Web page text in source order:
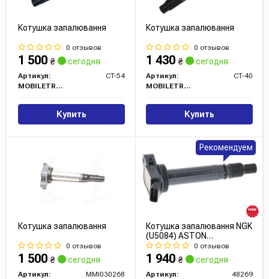
Котушка запалювання
0 отзывов
1 500 ₴ сегодня
Артикул:
CT-54
MOBILETRON
Купить
Котушка запалювання
0 отзывов
1 430 ₴ сегодня
Артикул:
CT-40
MOBILETRON
Купить
Котушка запалювання
0 отзывов
1 500 ₴ сегодня
Артикул:
MMI030268
Котушка запалювання NGK
(U5084) ASTON
MARTIN/TOYOTA
Cygnet/Land Cruiser "1,3-
5,7 "05>>
0 отзывов
1 940 ₴ сегодня
Артикул:
48269
Рекомендуем